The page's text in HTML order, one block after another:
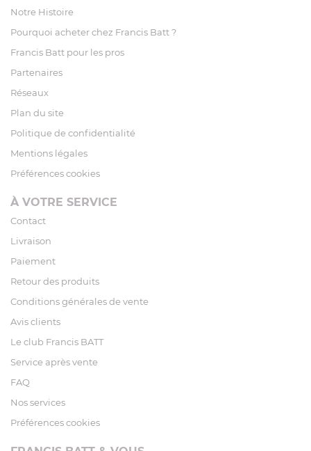
Notre Histoire
Pourquoi acheter chez Francis Batt ?
Francis Batt pour les pros
Partenaires
Réseaux
Plan du site
Politique de confidentialité
Mentions légales
Préférences cookies
À VOTRE SERVICE
Contact
Livraison
Paiement
Retour des produits
Conditions générales de vente
Avis clients
Le club Francis BATT
Service après vente
FAQ
Nos services
Préférences cookies